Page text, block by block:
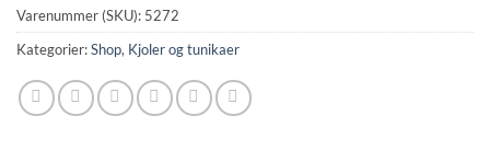
Varenummer (SKU): 5272
Kategorier:Shop, Kjoler og tunikaer